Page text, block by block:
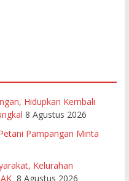
Hidupkan Kembali
8 Agustus 2026
Pampangan Minta
Kelurahan
8 Agustus 2026